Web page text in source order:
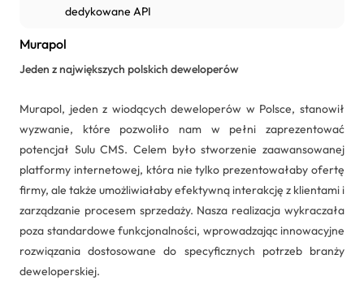
dedykowane API
Murapol
Jeden z największych polskich deweloperów
Murapol, jeden z wiodących deweloperów w Polsce, stanowił
wyzwanie, które pozwoliło nam w pełni zaprezentować
potencjał Sulu CMS. Celem było stworzenie zaawansowanej
platformy internetowej, która nie tylko prezentowałaby ofertę
firmy, ale także umożliwiałaby efektywną interakcję z klientami i
zarządzanie procesem sprzedaży. Nasza realizacja wykraczała
poza standardowe funkcjonalności, wprowadzając innowacyjne
rozwiązania dostosowane do specyficznych potrzeb branży
deweloperskiej.